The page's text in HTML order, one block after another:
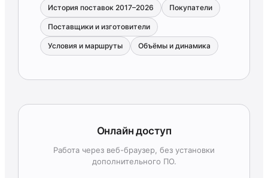
История поставок 2017–2026 Покупатели
Поставщики и изготовители
Условия и маршруты Объёмы и динамика
Онлайн доступ
Работа через веб-браузер, без установки
дополнительного ПО.